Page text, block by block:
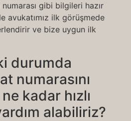
gibi bilgileri hazır
avukatımız ilk görüşmede
ve bize uygun ilk
durumda
numarasını
kadar hızlı
alabiliriz?